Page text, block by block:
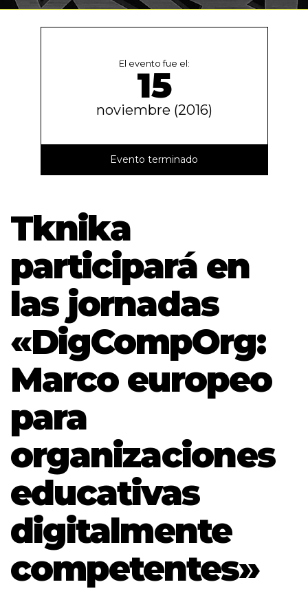
El evento fue el:
15
noviembre (2016)
Evento terminado
Tknika
participará en
las jornadas
«DigCompOrg:
Marco europeo
para
organizaciones
educativas
digitalmente
competentes»